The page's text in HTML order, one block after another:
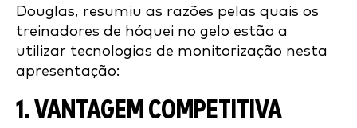
Douglas, resumiu as razões pelas quais os
treinadores de hóquei no gelo estão a
utilizar tecnologias de monitorização nesta
apresentação:
1. VANTAGEM COMPETITIVA